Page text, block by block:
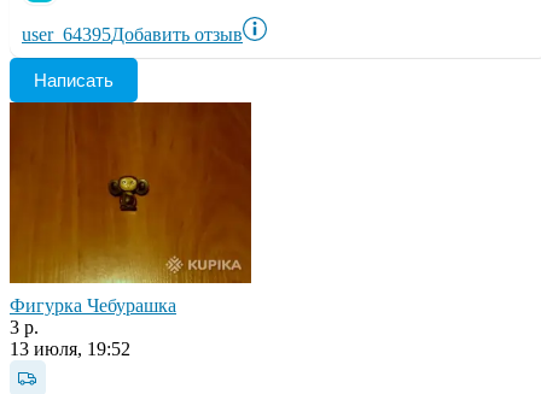
user_64395Добавить отзыв
Написать
Фигурка Чебурашка
3 р.
13 июля, 19:52